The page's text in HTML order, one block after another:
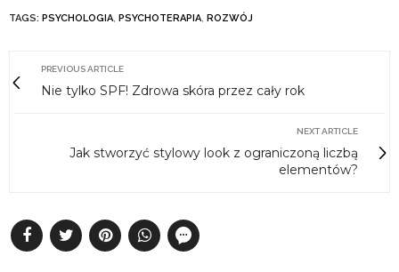
TAGS: PSYCHOLOGIA, PSYCHOTERAPIA, ROZWÓJ
PREVIOUS ARTICLE
Nie tylko SPF! Zdrowa skóra przez cały rok
NEXT ARTICLE
Jak stworzyć stylowy look z ograniczoną liczbą
elementów?